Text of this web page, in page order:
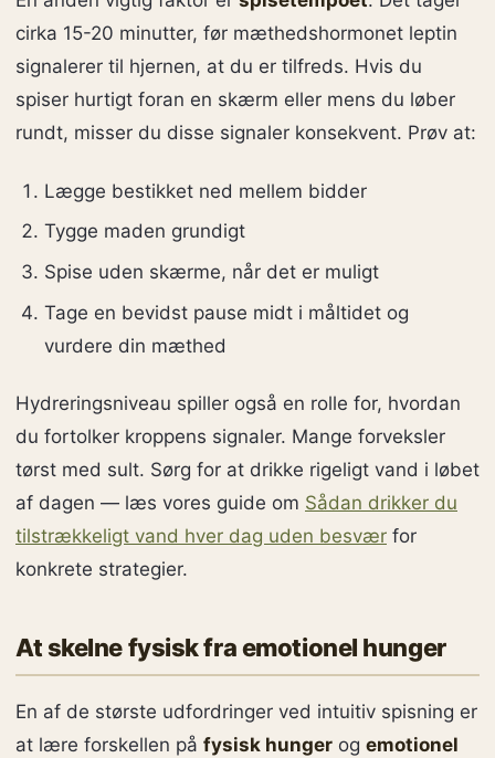
cirka 15-20 minutter, før mæthedshormonet leptin
signalerer til hjernen, at du er tilfreds. Hvis du
spiser hurtigt foran en skærm eller mens du løber
rundt, misser du disse signaler konsekvent. Prøv at:
Lægge bestikket ned mellem bidder
Tygge maden grundigt
Spise uden skærme, når det er muligt
Tage en bevidst pause midt i måltidet og
vurdere din mæthed
Hydreringsniveau spiller også en rolle for, hvordan
du fortolker kroppens signaler. Mange forveksler
tørst med sult. Sørg for at drikke rigeligt vand i løbet
af dagen — læs vores guide om Sådan drikker du
tilstrækkeligt vand hver dag uden besvær for
konkrete strategier.
At skelne fysisk fra emotionel hunger
En af de største udfordringer ved intuitiv spisning er
at lære forskellen på fysisk hunger og emotionel